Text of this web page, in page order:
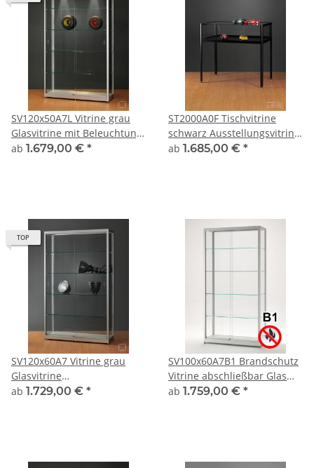
SV120x50A7L Vitrine grau
Glasvitrine mit Beleuchtung
Ausstellungsvitrine
ab 1.679,00 € *
ST2000A0F Tischvitrine
schwarz Ausstellungsvitrine
Präsentationsvitrine Alu
ab 1.685,00 € *
TOP
SV120x60A7 Vitrine grau
Glasvitrine
Ausstellungsvitrine
ab 1.729,00 € *
SV100x60A7B1 Brandschutz
Vitrine abschließbar Glas
Alu Silber mit 60cm Tiefe
ab 1.759,00 € *